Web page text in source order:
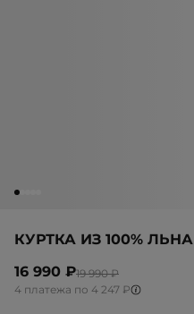
КУРТКА ИЗ 100% ЛЬНА
16 990 ₽19 990 ₽
4 платежа по 4 247 ₽